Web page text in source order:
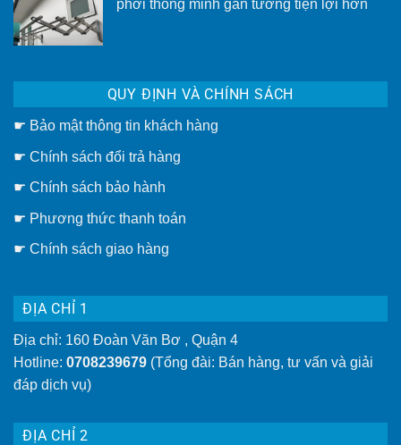
làm
tín
–
Giá
rẻ]
phơi thông minh gắn tường tiện lợi hơn
Giàn
phơi
thông
gắn
hay
giàn
thông
minh
tường
lợi
hơn
QUY ĐỊNH VÀ CHÍNH SÁCH
☛ Bảo mật thông tin khách hàng
☛ Chính sách đổi trả hàng
☛ Chính sách bảo hành
☛ Phương thức thanh toán
☛ Chính sách giao hàng
ĐỊA CHỈ 1
Địa chỉ: 160 Đoàn Văn Bơ , Quận 4
Hotline: 0708239679 (Tổng đài: Bán hàng, tư vấn và giải
đáp dịch vụ)
ĐỊA CHỈ 2